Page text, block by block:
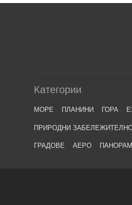
Категории
МОРЕ ПЛАНИНИ ГОРА
ПРИРОДНИ
ГРАДОВЕ АЕРО